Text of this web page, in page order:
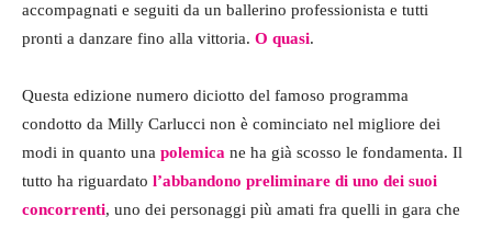
accompagnati e seguiti da un ballerino professionista e tutti
pronti a danzare fino alla vittoria. O quasi.
Questa edizione numero diciotto del famoso programma
condotto da Milly Carlucci non è cominciato nel migliore dei
modi in quanto una polemica ne ha già scosso le fondamenta. Il
tutto ha riguardato l’abbandono preliminare di uno dei suoi
concorrenti, uno dei personaggi più amati fra quelli in gara che